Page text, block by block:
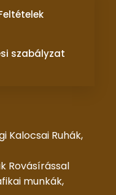
szabályzat
Kalocsai Ruhák,
Rovásírással
munkák,